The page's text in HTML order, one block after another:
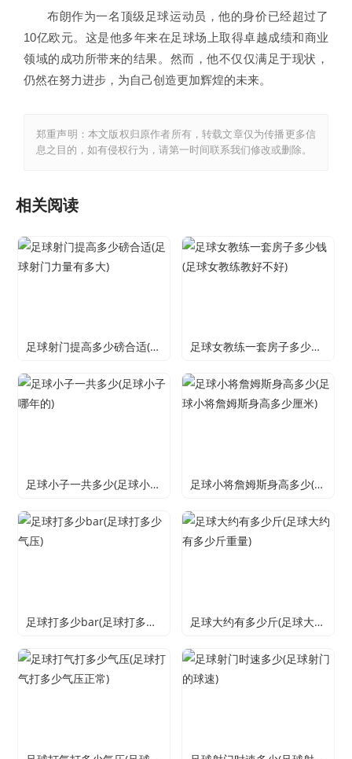
布朗作为一名顶级足球运动员，他的身价已经超过了
10亿欧元。这是他多年来在足球场上取得卓越成绩和商业
领域的成功所带来的结果。然而，他不仅仅满足于现状，
仍然在努力进步，为自己创造更加辉煌的未来。
郑重声明：本文版权归原作者所有，转载文章仅为传播更多信
息之目的，如有侵权行为，请第一时间联系我们修改或删除。
相关阅读
足球射门提高多少磅合适(足球射门力量有多大) 足球女教练一套房子多少钱(足球女教练教好不好)
足球小子一共多少(足球小子哪年的) 足球小将詹姆斯身高多少(足球小将詹姆斯身高多少厘米)
足球打多少bar(足球打多少气压) 足球大约有多少斤(足球大约有多少斤重量)